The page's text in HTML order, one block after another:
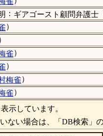
： ギアゴースト顧問弁護士
）
雀）
）
梅雀）
雀）
示しています。
い場合は、「DB検索」